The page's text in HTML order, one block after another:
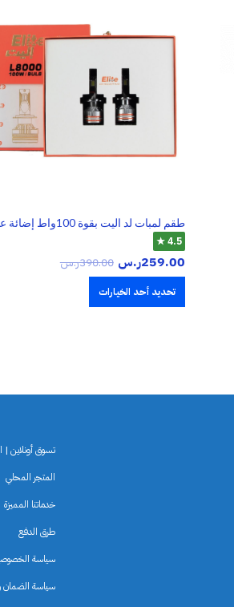
طقم لمبات لد اليت بقوة 100واط إضائة عالية
4.5 ★
259.00ر.س 390.00ر.س
تحديد أحد الخيارات
تسوق أونلاين |
المتجر المحلي
خدماتنا المميزة
طرق الدفع
سياسة
سياسة الضمان